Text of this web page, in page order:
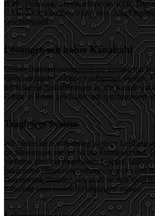
IEPE, Dehnung, Thermoelemente, RTD,
CAN, XCP, FlexRay, Video usw. Alle
synchronisiert.
Lösungen mit hoher Kanalzahl
Unsere Datenerfassungssysteme können mit
einem einzigen Gehäuse konfiguriert werden.
mit höheren Anforderungen an die
Geräte in Reihe geschaltet und synchronisiert
Tragbares System
Wir bieten auch vollständig tragbare
für Messungen auf der Straße konzipiert sind.
verfügen über ein eingebautes Display,
integrierten Datenverarbeitungscomputer und
Datenprotokollierung, wodurch sie sich ideal
Fahrzeug unter realen Bedingungen eignen.